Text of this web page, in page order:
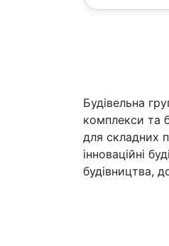
Будівельна
комплекси та
для складних
інноваційні
будівництва,